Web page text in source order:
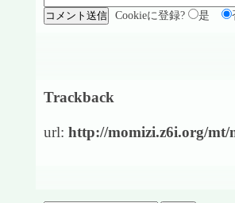
Cookieに登録? 是
Trackback
url: http://momizi.z6i.org/mt/